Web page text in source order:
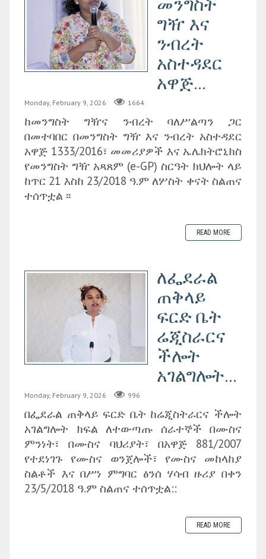
መንግስት
ግዥ እና
ንብረት
አስተዳደር
አዋጅ...
Monday, February 9, 2026 1664
ከመንግስት ግዥና ንብረት ባለሥልጣን ጋር
በመተባበር በመንግስት ግዥ እና ንብረት አስተዳደር
አዋጅ 1333/2016፣ መመሪያዎች እና ኤሌክትሮኒክስ
የመንግስት ግዥ አጻጸም (e-GP) ስርዓት ክህሎት ላይ
ከጥር 21 እስከ 23/2018 ዓ.ም ለሦስት ቀናት ስልጠና
ተሰጥቷል ፡፡
READ MORE
ለፌደራል
ጠቅላይ
ፍርድ ቤት
ሬጂስራርና
ችሎት
አገልግሎት...
Monday, February 9, 2026 996
በፌደራል ጠቅላይ ፍርድ ቤት ከሬጂስትራርና ችሎት
አገልግሎት ክፍል ለተውጣጡ ሰራተኞች በሙስና
ምንነት፣ በሙስና ባህሪያት፣ በአዋጅ 881/2007
የተደነገጉ የሙስና ወንጀሎች፣ የሙስና መከላከያ
ስልቶች እና በሥነ ምግባር ፅንሰ ሃሳብ ዙሪያ በቀን
23/5/2018 ዓ.ም ስልጠና ተሰጥቷል::
READ MORE